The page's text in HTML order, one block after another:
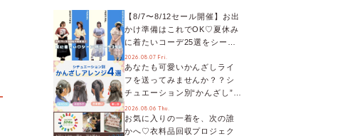
【8/7〜8/12セール開催】お出
かけ準備はこれでOK♡夏休み
に着たいコーデ25選をシーン
別に徹底解説！
2026.08.07 Fri.
あなたも可愛いかんざしライ
フを送ってみませんか？？シ
チュエーション別“かんざし”の
オススメ【ショップスタッフ
編集部】
2026.08.06 Thu.
お気に入りの一着を、次の誰
かへ♡衣料品回収プロジェク